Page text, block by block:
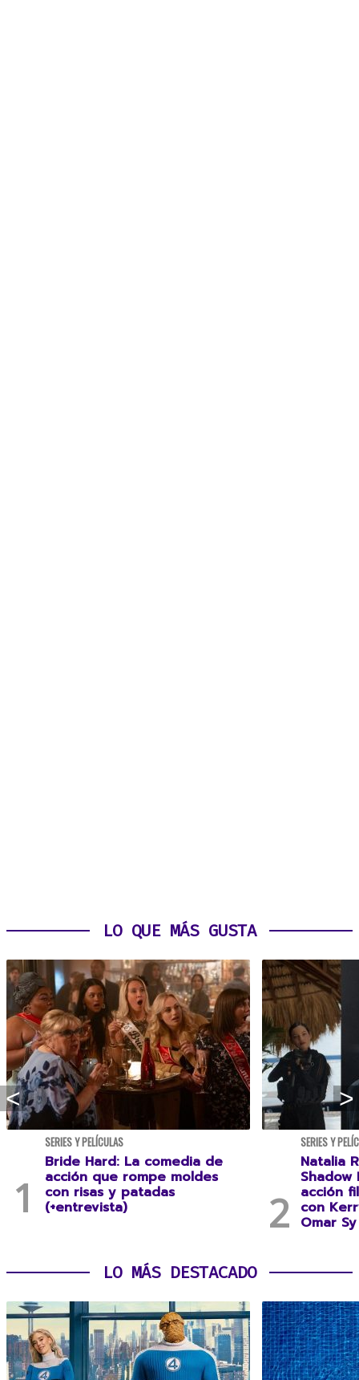
LO QUE MÁS GUSTA
SERIES Y PELÍCULAS
Bride Hard: La comedia de
acción que rompe moldes
con risas y patadas
(+entrevista)
SERIES Y
Natalia
acción
con
Omar
LO MÁS DESTACADO